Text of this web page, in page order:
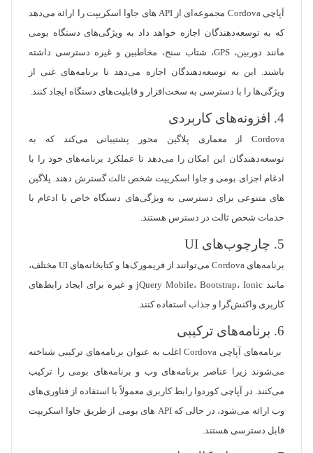
آپاچی Cordova مجموعه‌ای از API های جاوا اسکریپت را ارائه می‌دهد
که به توسعه‌دهندگان اجازه خواهد داد به ویژگی‌های دستگاه بومی
مانند دوربین، GPS، شتاب سنج، مخاطبین و غیره دسترسی داشته
باشند. این به توسعه‌دهندگان اجازه می‌دهد تا برنامه‌های غنی از
ویژگی‌ها را با دسترسی به سخت‌افزار و قابلیت‌های دستگاه ایجاد کنند.
4. افزونه‌های کاربردی
Cordova از معماری پلاگین محور پشتیبانی می‌کند که به
توسعه‌دهندگان این امکان را می‌دهد تا عملکرد برنامه‌های خود را با
ادغام اجزای بومی و جاوا اسکریپت شخص ثالث گسترش دهند. پلاگین
های متنوعی برای دسترسی به ویژگی‌های دستگاه خاص یا ادغام با
خدمات شخص ثالث در دسترس هستند.
5. چارچوب‌های UI
برنامه‌های Cordova می‌توانند از فریمورک‌ها و کتابخانه‌های UI مختلف،
مانند jQuery Mobile، Bootstrap، Ionic و غیره برای ایجاد رابط‌های
کاربری واکنش‌گرا و جذاب استفاده کنند.
6. برنامه‌های ترکیبی
برنامه‌های آپاچی Cordova اغلب به عنوان برنامه‌های ترکیبی شناخته
می‌شوند زیرا عناصر برنامه‌های وب و برنامه‌های بومی را ترکیب
می‌کنند. در آپاچی کوردوا رابط کاربری معمولاً با استفاده از فناوری‌های
وب ارائه می‌شود، در حالی که API های بومی از طریق جاوا اسکریپت
قابل دسترسی هستند.